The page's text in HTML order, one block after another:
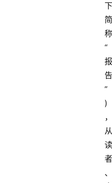
下
简
称
“
报
告
”
)
，
从
读
者
、